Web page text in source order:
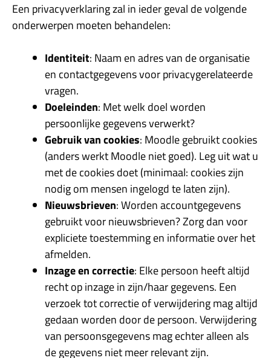
Een privacyverklaring zal in ieder geval de volgende
onderwerpen moeten behandelen:
Identiteit: Naam en adres van de organisatie
en contactgegevens voor privacygerelateerde
vragen.
Doeleinden: Met welk doel worden
persoonlijke gegevens verwerkt?
Gebruik van cookies: Moodle gebruikt cookies
(anders werkt Moodle niet goed). Leg uit wat u
met de cookies doet (minimaal: cookies zijn
nodig om mensen ingelogd te laten zijn).
Nieuwsbrieven: Worden accountgegevens
gebruikt voor nieuwsbrieven? Zorg dan voor
expliciete toestemming en informatie over het
afmelden.
Inzage en correctie: Elke persoon heeft altijd
recht op inzage in zijn/haar gegevens. Een
verzoek tot correctie of verwijdering mag altijd
gedaan worden door de persoon. Verwijdering
van persoonsgegevens mag echter alleen als
de gegevens niet meer relevant zijn.